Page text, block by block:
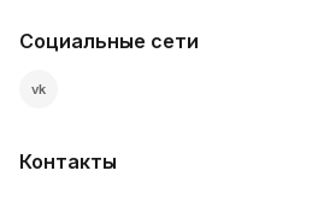
Социальные сети
vk
Контакты